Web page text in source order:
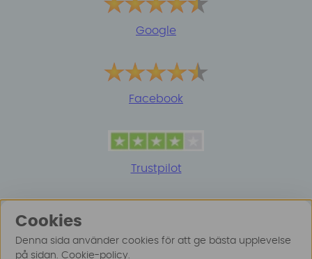
Google
Facebook
Trustpilot
Cookies
Denna sida använder cookies för att ge bästa upplevelse
på sidan. Cookie-policy.